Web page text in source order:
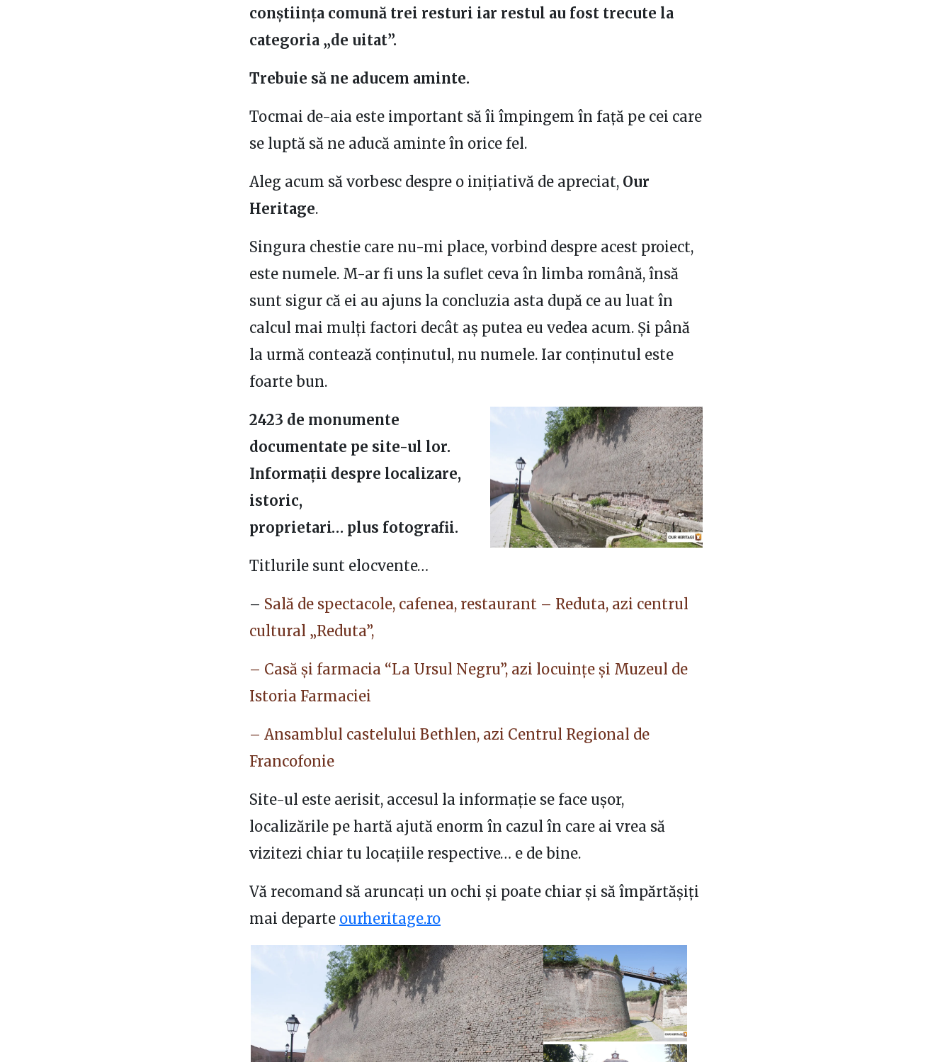
conștiința comună trei resturi iar restul au fost trecute la
categoria „de uitat”.
Trebuie să ne aducem aminte.
Tocmai de-aia este important să îi împingem în față pe cei care
se luptă să ne aducă aminte în orice fel.
Aleg acum să vorbesc despre o inițiativă de apreciat, Our
Heritage.
Singura chestie care nu-mi place, vorbind despre acest proiect,
este numele. M-ar fi uns la suflet ceva în limba română, însă
sunt sigur că ei au ajuns la concluzia asta după ce au luat în
calcul mai mulți factori decât aș putea eu vedea acum. Și până
la urmă contează conținutul, nu numele. Iar conținutul este
foarte bun.
2423 de monumente
documentate pe site-ul lor.
Informații despre localizare,
istoric,
proprietari… plus fotografii.
Titlurile sunt elocvente…
– Sală de spectacole, cafenea, restaurant – Reduta, azi centrul
cultural „Reduta”,
– Casă și farmacia “La Ursul Negru”, azi locuințe și Muzeul de
Istoria Farmaciei
– Ansamblul castelului Bethlen, azi Centrul Regional de
Francofonie
Site-ul este aerisit, accesul la informație se face ușor,
localizările pe hartă ajută enorm în cazul în care ai vrea să
vizitezi chiar tu locațiile respective… e de bine.
Vă recomand să aruncați un ochi și poate chiar și să împărtășiți
mai departe ourheritage.ro